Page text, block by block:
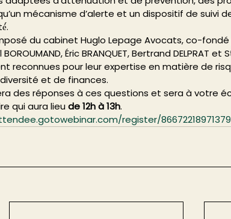
mécanisme d’alerte et un dispositif de suivi
du cabinet Huglo Lepage Avocats, co-fondé
Éric BRANQUET, Bertrand DELPRAT et
reconnues pour leur expertise en matière de
et de finances.
des réponses à ces questions et sera à votre
qui aura lieu de 12h à 13h.
register/